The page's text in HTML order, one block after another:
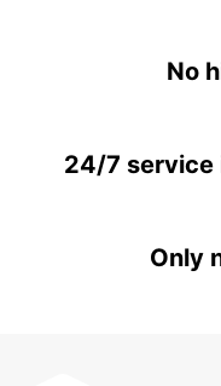
No
24/7 service
Only